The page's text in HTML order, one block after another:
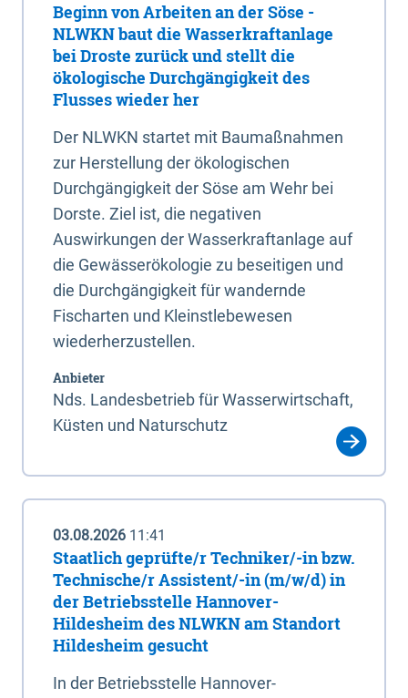
Beginn von Arbeiten an der Söse -
NLWKN baut die Wasserkraftanlage
bei Droste zurück und stellt die
ökologische Durchgängigkeit des
Flusses wieder her
Der NLWKN startet mit Baumaßnahmen
zur Herstellung der ökologischen
Durchgängigkeit der Söse am Wehr bei
Dorste. Ziel ist, die negativen
Auswirkungen der Wasserkraftanlage auf
die Gewässerökologie zu beseitigen und
die Durchgängigkeit für wandernde
Fischarten und Kleinstlebewesen
wiederherzustellen.
Anbieter
Nds. Landesbetrieb für Wasserwirtschaft,
Küsten und Naturschutz
03.08.2026 11:41
Staatlich geprüfte/r Techniker/-in bzw.
Technische/r Assistent/-in (m/w/d) in
der Betriebsstelle Hannover-
Hildesheim des NLWKN am Standort
Hildesheim gesucht
In der Betriebsstelle Hannover-